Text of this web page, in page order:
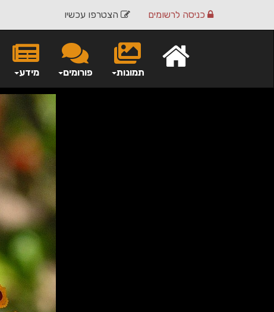
הצטרפו עכשיו כניסה לרשומים
מידע פורומים תמונות